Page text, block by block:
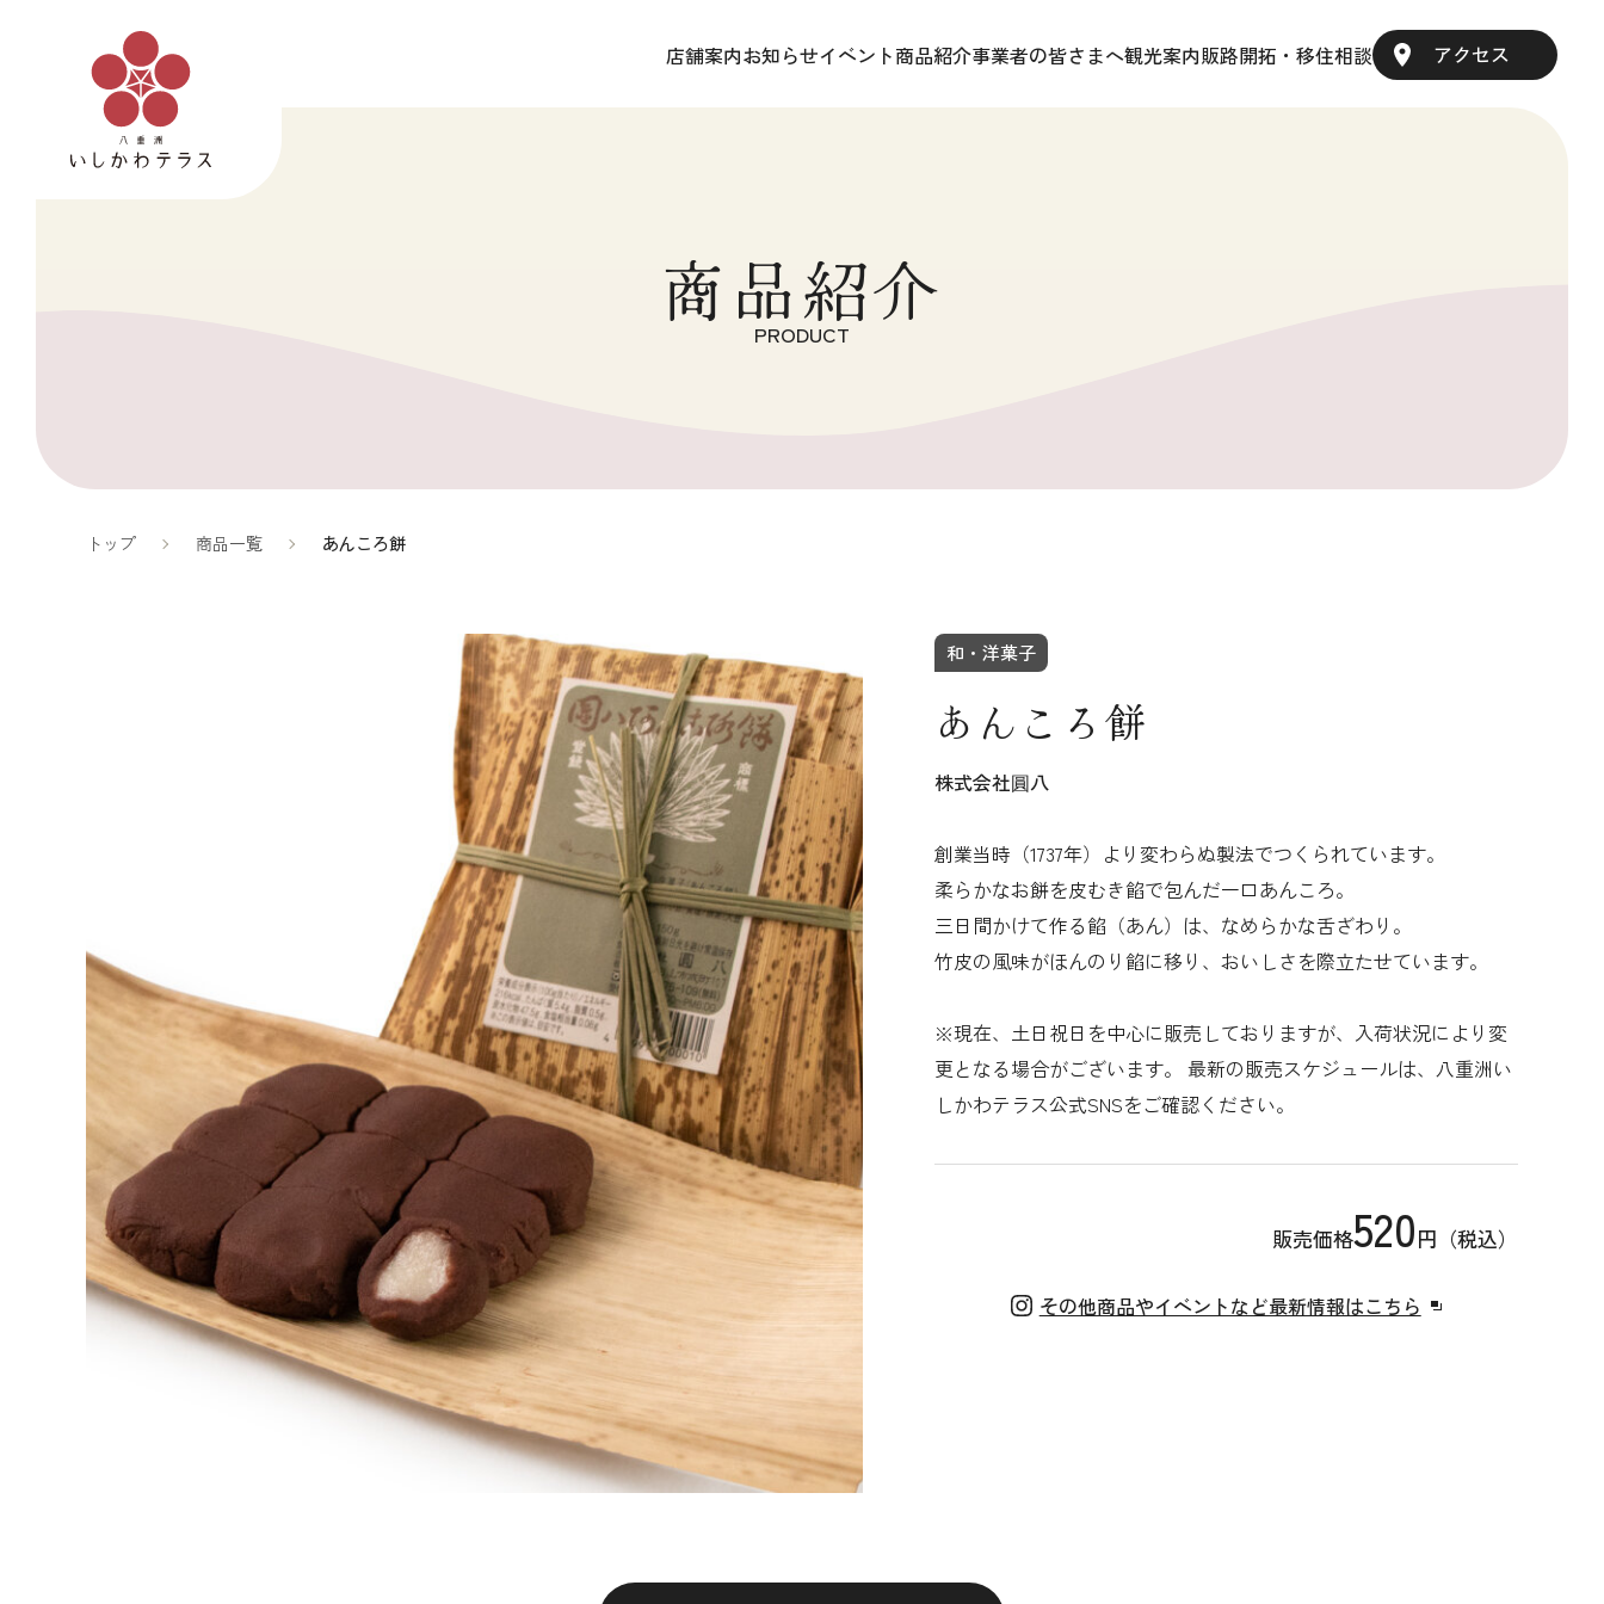
店舗案内お知らせイベント商品紹介事業者の皆さまへ観光案内販路開拓・移住相談 アクセス
商品紹介
PRODUCT
トップ 商品一覧 あんころ餅
和・洋菓子
あんころ餅
株式会社圓八
創業当時（1737年）より変わらぬ製法でつくられています。
柔らかなお餅を皮むき餡で包んだ一口あんころ。
三日間かけて作る餡（あん）は、なめらかな舌ざわり。
竹皮の風味がほんのり餡に移り、おいしさを際立たせています。
※現在、土日祝日を中心に販売しておりますが、入荷状況により変
更となる場合がございます。 最新の販売スケジュールは、八重洲い
しかわテラス公式SNSをご確認ください。
販売価格520円（税込）
その他商品やイベントなど最新情報はこちら